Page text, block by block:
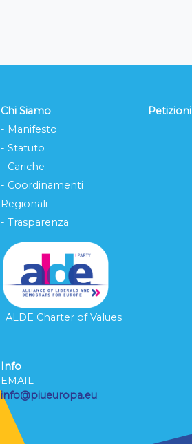
Chi Siamo
- Manifesto
- Statuto
- Cariche
- Coordinamenti
Regionali
- Trasparenza
ALDE Charter of Values
Petizioni
Info
EMAIL
info@piueuropa.eu